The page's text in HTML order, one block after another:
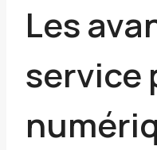
Les
service